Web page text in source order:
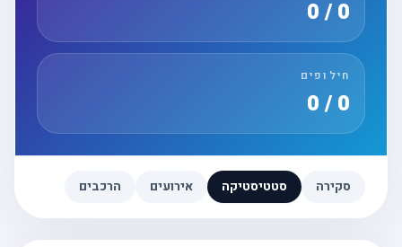
חילופים
סקירה סטטיסטיקה אירועים הרכבים